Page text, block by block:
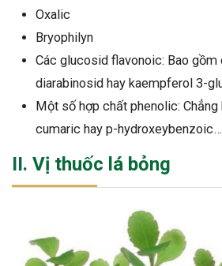
Oxalic
Bryophilyn
Các glucosid flavonoic: Bao gồm
diarabinosid hay kaempferol 3-
Một số hợp chất phenolic: Chẳng
cumaric hay p-hydroxeybenzoic…
II. Vị thuốc lá bỏng